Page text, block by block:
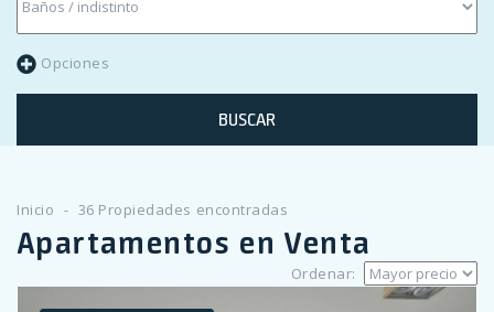
Opciones
BUSCAR
Inicio 36 Propiedades encontradas
Apartamentos en Venta
Ordenar: